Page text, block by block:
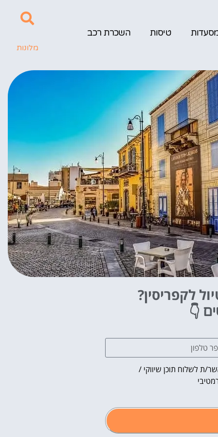
טיסות השכרת רכב
מלונות
לקפריסין?
👇
ת לשלוח תוכן שיווקי /